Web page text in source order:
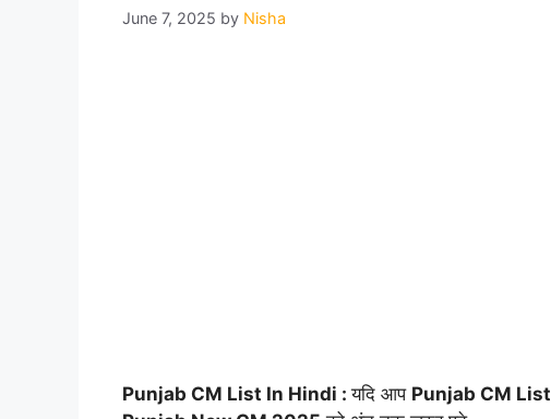
June 7, 2025 by Nisha
Punjab CM List In Hindi :यदि आप Punjab CM List